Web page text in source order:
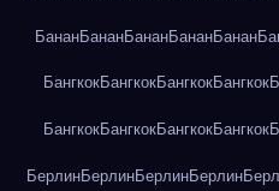
БананБананБананБананБанан
БангкокБангкокБангкокБангкок
БангкокБангкокБангкокБангкок
БерлинБерлинБерлинБерлин